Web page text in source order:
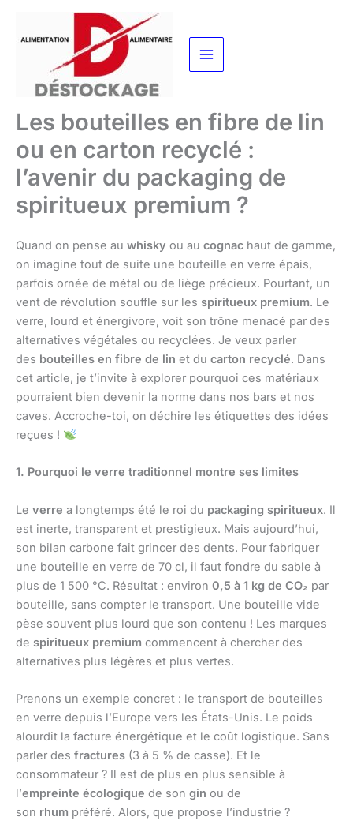
contenu
Les bouteilles en fibre de lin
ou en carton recyclé :
l’avenir du packaging de
spiritueux premium ?
Quand on pense au whisky ou au cognac haut de gamme,
on imagine tout de suite une bouteille en verre épais,
parfois ornée de métal ou de liège précieux. Pourtant, un
vent de révolution souffle sur les spiritueux premium. Le
verre, lourd et énergivore, voit son trône menacé par des
alternatives végétales ou recyclées. Je veux parler
des bouteilles en fibre de lin et du carton recyclé. Dans
cet article, je t’invite à explorer pourquoi ces matériaux
pourraient bien devenir la norme dans nos bars et nos
caves. Accroche-toi, on déchire les étiquettes des idées
reçues !
1. Pourquoi le verre traditionnel montre ses limites
Le verre a longtemps été le roi du packaging spiritueux. Il
est inerte, transparent et prestigieux. Mais aujourd’hui,
son bilan carbone fait grincer des dents. Pour fabriquer
une bouteille en verre de 70 cl, il faut fondre du sable à
plus de 1 500 °C. Résultat : environ 0,5 à 1 kg de CO₂ par
bouteille, sans compter le transport. Une bouteille vide
pèse souvent plus lourd que son contenu ! Les marques
de spiritueux premium commencent à chercher des
alternatives plus légères et plus vertes.
Prenons un exemple concret : le transport de bouteilles
en verre depuis l’Europe vers les États-Unis. Le poids
alourdit la facture énergétique et le coût logistique. Sans
parler des fractures (3 à 5 % de casse). Et le
consommateur ? Il est de plus en plus sensible à
l’empreinte écologique de son gin ou de
son rhum préféré. Alors, que propose l’industrie ?